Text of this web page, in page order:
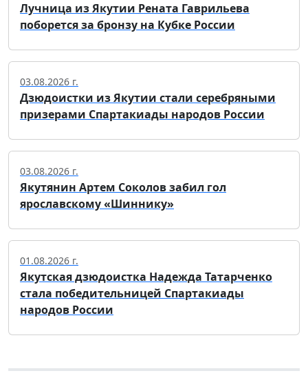
Лучница из Якутии Рената Гаврильева
поборется за бронзу на Кубке России
03.08.2026 г.
Дзюдоистки из Якутии стали серебряными
призерами Спартакиады народов России
03.08.2026 г.
Якутянин Артем Соколов забил гол
ярославскому «Шиннику»
01.08.2026 г.
Якутская дзюдоистка Надежда Татарченко
стала победительницей Спартакиады
народов России